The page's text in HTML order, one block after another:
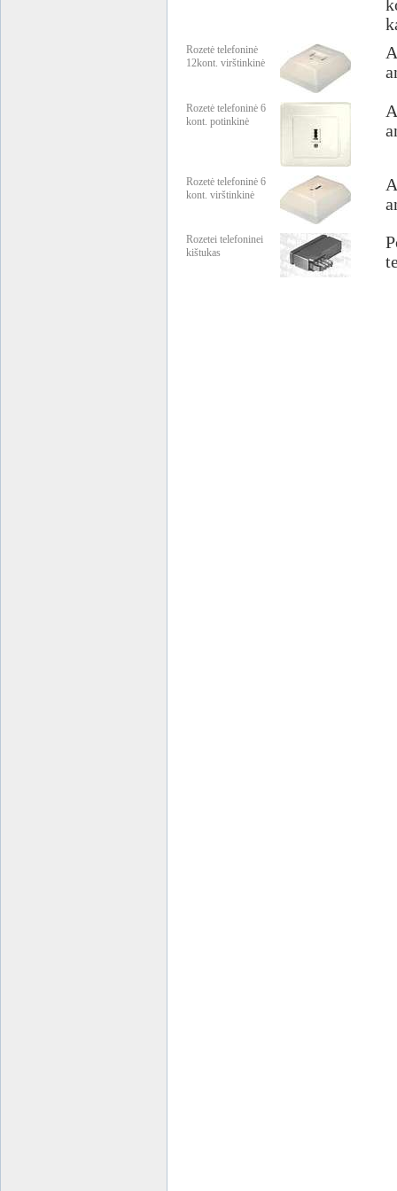
Rozetė telefoninė
12kont. virštinkinė
Rozetė telefoninė 6
kont. potinkinė
Rozetė telefoninė 6
kont. virštinkinė
Rozetei telefoninei
kištukas